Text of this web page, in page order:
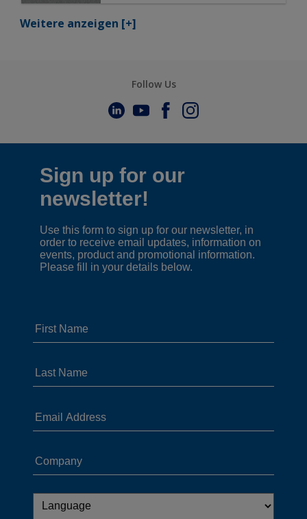
Weitere anzeigen [+]
Follow Us